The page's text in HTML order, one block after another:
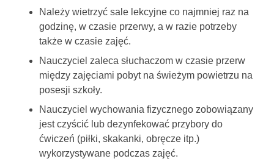
Należy wietrzyć sale lekcyjne co najmniej raz na
godzinę, w czasie przerwy, a w razie potrzeby
także w czasie zajęć.
Nauczyciel zaleca słuchaczom w czasie przerw
między zajęciami pobyt na świeżym powietrzu na
posesji szkoły.
Nauczyciel wychowania fizycznego zobowiązany
jest czyścić lub dezynfekować przybory do
ćwiczeń (piłki, skakanki, obręcze itp.)
wykorzystywane podczas zajęć.